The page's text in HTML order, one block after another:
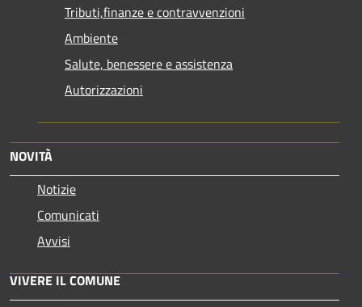
Tributi,finanze e contravvenzioni
Ambiente
Salute, benessere e assistenza
Autorizzazioni
NOVITÀ
Notizie
Comunicati
Avvisi
VIVERE IL COMUNE